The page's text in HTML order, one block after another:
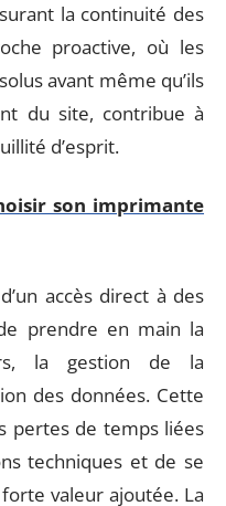
la continuité des
proactive, où les
avant même qu’ils
du site, contribue à
d’esprit.
son imprimante
accès direct à des
prendre en main la
la gestion de la
des données. Cette
pertes de temps liées
techniques et de se
valeur ajoutée. La